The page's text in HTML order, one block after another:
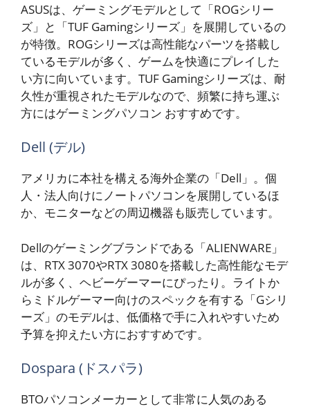
ASUSは、ゲーミングモデルとして「ROGシリー
ズ」と「TUF Gamingシリーズ」を展開しているの
が特徴。ROGシリーズは高性能なパーツを搭載し
ているモデルが多く、ゲームを快適にプレイした
い方に向いています。TUF Gamingシリーズは、耐
久性が重視されたモデルなので、頻繁に持ち運ぶ
方にはゲーミングパソコン おすすめです。
Dell (デル)
アメリカに本社を構える海外企業の「Dell」。個
人・法人向けにノートパソコンを展開しているほ
か、モニターなどの周辺機器も販売しています。
Dellのゲーミングブランドである「ALIENWARE」
は、RTX 3070やRTX 3080を搭載した高性能なモデ
ルが多く、ヘビーゲーマーにぴったり。ライトか
らミドルゲーマー向けのスペックを有する「Gシリ
ーズ」のモデルは、低価格で手に入れやすいため
予算を抑えたい方におすすめです。
Dospara (ドスパラ)
BTOパソコンメーカーとして非常に人気のある